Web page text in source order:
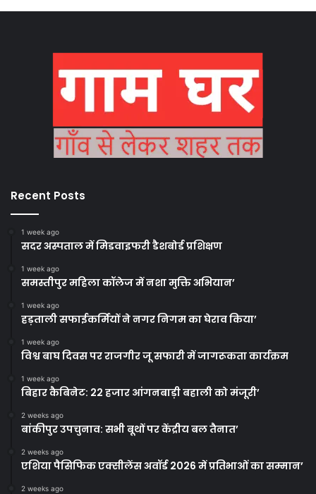
Recent Posts
1 week ago
सदर अस्पताल में मिडवाइफरी डैशबोर्ड प्रशिक्षण
1 week ago
समस्तीपुर महिला कॉलेज में नशा मुक्ति अभियान’
1 week ago
हड़ताली सफाईकर्मियों ने नगर निगम का घेराव किया’
1 week ago
विश्व बाघ दिवस पर राजगीर जू सफारी में जागरूकता कार्यक्रम
1 week ago
बिहार कैबिनेट: 22 हजार आंगनबाड़ी बहाली को मंजूरी’
2 weeks ago
बांकीपुर उपचुनाव: सभी बूथों पर केंद्रीय बल तैनात’
2 weeks ago
एशिया पैसिफिक एक्सीलेंस अवॉर्ड 2026 में प्रतिभाओं का सम्मान’
2 weeks ago